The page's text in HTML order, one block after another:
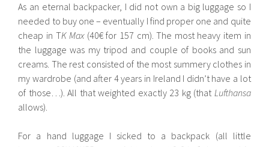
As an eternal backpacker, I did not own a big luggage so I
needed to buy one – eventually I find proper one and quite
cheap in TK Max(40€ for 157 cm). The most heavy item in
the luggage was my tripod and couple of books and sun
creams. The rest consisted of the most summery clothes in
my wardrobe (and after 4 years in Ireland I didn’t have a lot
of those…). All that weighted exactly 23 kg (that Lufthansa
allows).
For a hand luggage I sicked to a backpack (all little